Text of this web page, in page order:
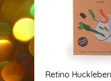
Retino